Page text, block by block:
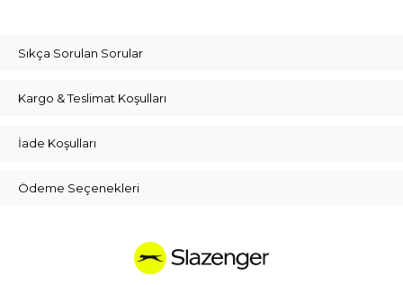
Sıkça Sorulan Sorular
Kargo & Teslimat Koşulları
İade Koşulları
Ödeme Seçenekleri